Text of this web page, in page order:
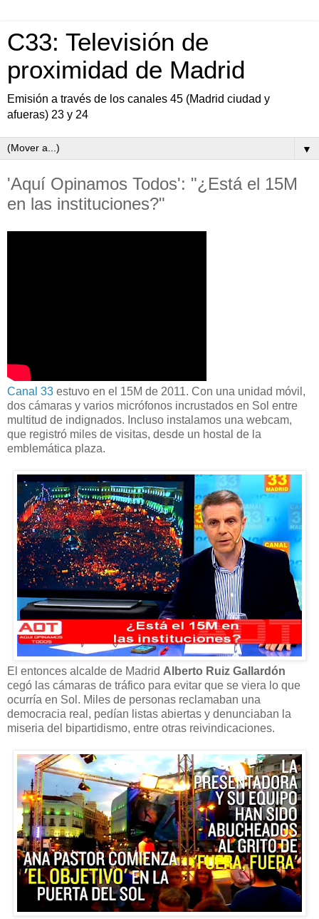
C33: Televisión de
proximidad de Madrid
Emisión a través de los canales 45 (Madrid ciudad y
afueras) 23 y 24
▼
'Aquí Opinamos Todos': "¿Está el 15M
en las instituciones?"
Canal 33 estuvo en el 15M de 2011. Con una unidad móvil,
dos cámaras y varios micrófonos incrustados en Sol entre
multitud de indignados. Incluso instalamos una webcam,
que registró miles de visitas, desde un hostal de la
emblemática plaza.
El entonces alcalde de Madrid Alberto Ruiz Gallardón
cegó las cámaras de tráfico para evitar que se viera lo que
ocurría en Sol. Miles de personas reclamaban una
democracia real, pedían listas abiertas y denunciaban la
miseria del bipartidismo, entre otras reivindicaciones.